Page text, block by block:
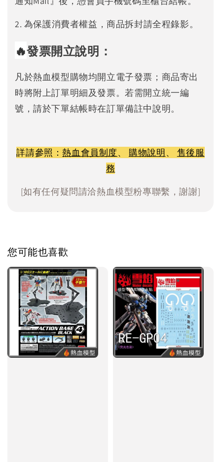
2. 為保護消費者權益，商品拆封請全程錄影。
🔥發票開立說明：
凡於熱血模型購物均開立電子發票；商品寄出
時將附上訂單明細及發票。若需開立統一編
號，請於下單結帳時在訂單備註中說明。
詳請參照：熱血會員制度、 購物說明、 售後服
務
[如有任何疑問請洽熱血模型粉專聯繫，謝謝]
您可能也喜歡